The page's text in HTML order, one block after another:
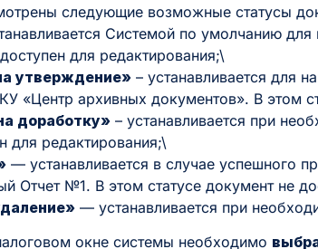
следующие возможные статусы
Системой по умолчанию
для редактирования;\
утверждение» – устанавливается для
«Центр архивных документов». В этом
доработку» – устанавливается при
для редактирования;\
— устанавливается в случае успешного
Отчет №1. В этом статусе документ не
— устанавливается при
окне системы необходимо